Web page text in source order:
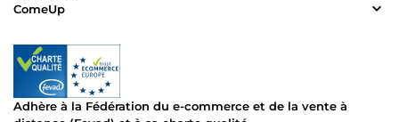
ComeUp
Adhère à la Fédération du e-commerce et de la vente à